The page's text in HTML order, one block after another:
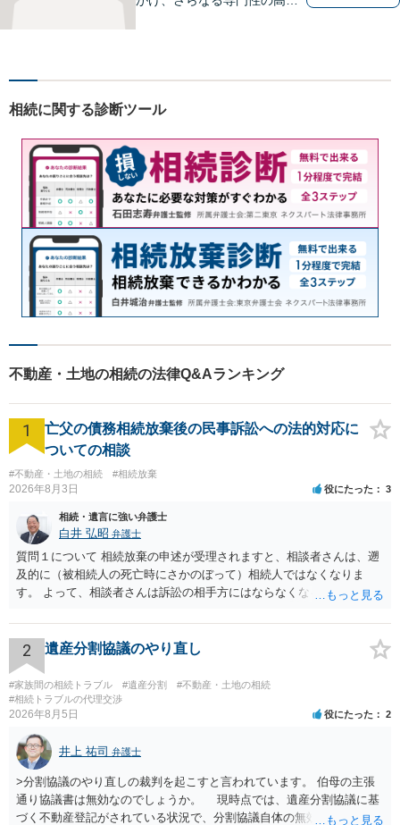
意しております。様々な問題
軽にご相談下さい。
相続に関する診断ツール
不動産・土地の相続の法律Q&Aランキング
1
亡父の債務相続放棄後の民事訴訟への法的対応に
ついての相談
#不動産・土地の相続 #相続放棄
2026年8月3日 役にたった 3
相続・遺言に強い弁護士
白井 弘昭 弁護士
質問１について 相続放棄の申述が受理されますと、相談者さんは、遡
及的に（被相続人の死亡時にさかのぼって）相続人ではなくなりま
す。 よって、相談者さんは訴訟の相手方にはならなくなるので（明け
理証明を家庭裁判所で取得し、コピーを答弁書に添えて裁判所に提出
してください。 質問２について 請求棄却を求める答弁書を提出すれ
ば、第１回期日は出席する必要がありません。その日は差支え（用事
があり出席できない）との記載で十分です。 質問３について 弁護士で
はないので、ｍｉｎｔｓでの提出の必要は無いと思います。郵送（期
限までに届けばよい）で十分です。 詳細は、書面記載の裁判所書記官
にお問い合わせください。 以上、ご参考まで。
2 遺産分割協議のやり直し
#家族間の相続トラブル #遺産分割
#不動産・土地の相続
#相続トラブルの代理交渉
2026年8月5日 役にたった 2
井上 祐司 弁護士
>分割協議のやり直しの裁判を起こすと言われています。 伯母の主張
通り協議書は無効なのでしょうか。 現時点では、遺産分割協議に基
づく不動産登記がされている状況で、分割協議自体の無効を裁判所が